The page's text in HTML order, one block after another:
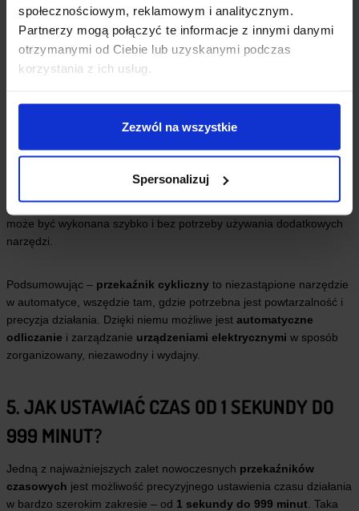
społecznościowym, reklamowym i analitycznym.
Partnerzy mogą połączyć te informacje z innymi danymi
otrzymanymi od Ciebie lub uzyskanymi podczas
korzystania z ich usług.
Zezwól na wszystkie
Spersonalizuj
może być tak ustawiony, aby np. co 15 minut uruchamiała się na 2
minuty i następnie pozostawała nieaktywna przez kolejne 13 minut.
Dzięki temu system pracuje w sposób zautomatyzowany i
energooszczędny.
, w zależności od wybranego
Ponadto, nawyświetlaczuużytkownik może na bieżąco śledzić
parametrów za pomocą
sprawia, że obsługa jest intuicyjna, a każda zmiana konfiguracji
może być wykonana szybko i bez potrzeby używania dodatkowych
narzędzi.
Podsumowując – przekaźnik cykliczny to niezastąpione narzędzie
w automatyce, wszędzie tam, gdzie potrzebna jest powtarzalność i
precyzja działania. Dzięki niemu możliwe jest automatyczne
odliczanie i zarządzanie urządzeniami elektrycznymi w sposób
zorganizowany, niezawodny i wydajny.
5. JAK USTAWIAĆ CZAS OD 1 SEKUNDY DO
999 MINUT?
Jedną z najważniejszych zalet nowoczesnych przekaźników
czasowych jest możliwość precyzyjnego ustawienia czasu działania
w bardzo szerokim zakresie – od 1 sekundy do 999 minut . Taka